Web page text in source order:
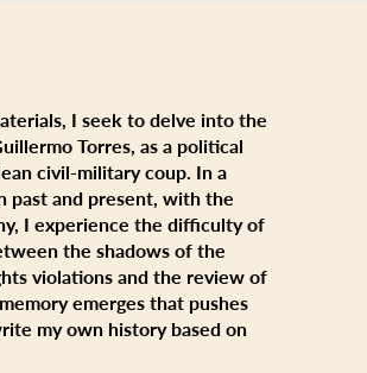
I seek to delve into the
Torres, as a political
civil-military coup. In a
past and present, with the
I experience the difficulty of
the shadows of the
violations and the review of
emerges that pushes
my own history based on